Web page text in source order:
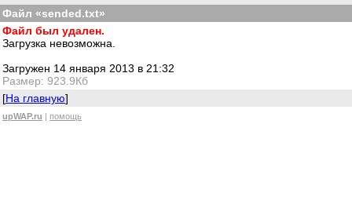
Файл «sended.txt»
Файл был удален.
Загрузка невозможна.
Загружен 14 января 2013 в 21:32
Размер: 923.9Кб
[На главную]
upWAP.ru | помощь